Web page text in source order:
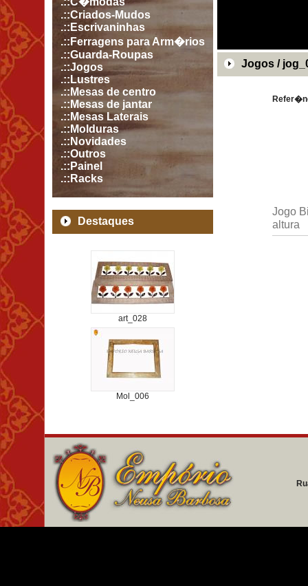
.::Criados-Mudos
.::Escrivaninhas
.::Ferragens para Arm�rios
.::Guarda-Roupas
.::Jogos
.::Lustres
.::Mesas de centro
.::Mesas de jantar
.::Mesas Laterais
.::Molduras
.::Novidades
.::Outros
.::Painel
.::Racks
Destaques
art_028
Mol_006
Jogos /
Jogo
altura